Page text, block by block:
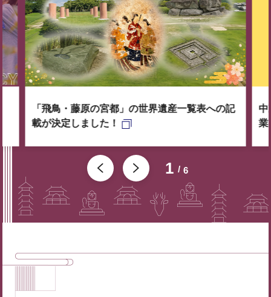
1 6
「飛鳥・藤原の宮都」の世界遺産一覧表への記
載が決定しました！
中
業